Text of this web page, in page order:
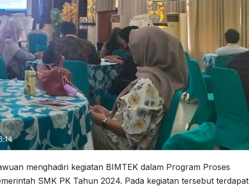
menghadiri kegiatan BIMTEK dalam Program Proses
SMK PK Tahun 2024. Pada kegiatan tersebut terdapat